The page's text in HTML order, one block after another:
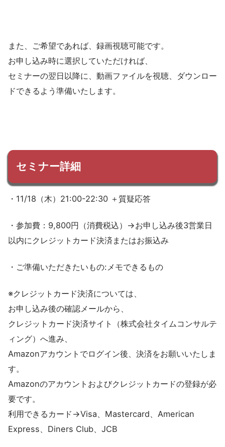
また、ご希望であれば、録画視聴可能です。
お申し込み時に選択していただければ、
セミナーの翌日以降に、動画ファイルを視聴、ダウンロー
ドできるよう準備いたします。
セミナー詳細
・11/18（木）21:00-22:30 ＋質疑応答
・参加費：9,800円（消費税込）→お申し込み後3営業日
以内にクレジットカード決済またはお振込み
・ご準備いただきたいもの:メモできるもの
※クレジットカード決済については、
お申し込み後の確認メールから、
クレジットカード決済サイト（株式会社タイムコンサルテ
ィング）へ進み、
Amazonアカウントでログイン後、決済をお願いいたしま
す。
Amazonのアカウントおよびクレジットカードの登録が必
要です。
利用できるカード→Visa、Mastercard、American
Express、Diners Club、JCB